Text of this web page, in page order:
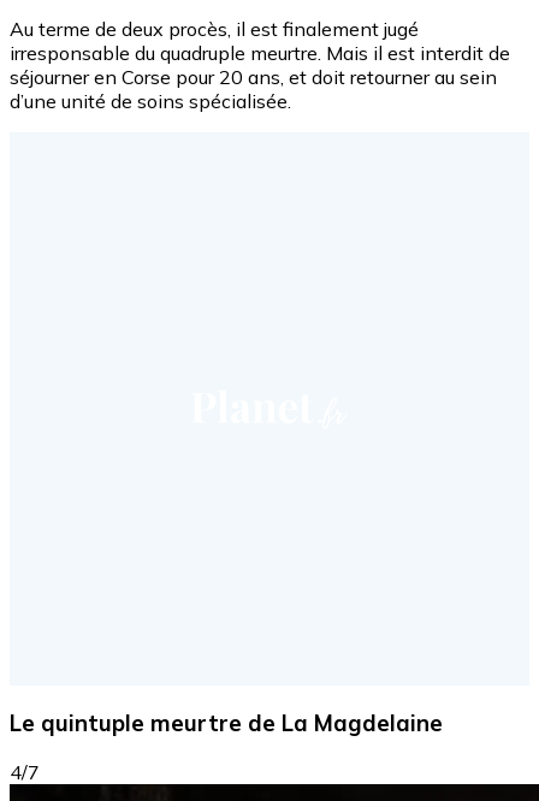
Au terme de deux procès, il est finalement jugé
irresponsable du quadruple meurtre. Mais il est interdit de
séjourner en Corse pour 20 ans, et doit retourner au sein
d’une unité de soins spécialisée.
Le quintuple meurtre de La Magdelaine
4/7